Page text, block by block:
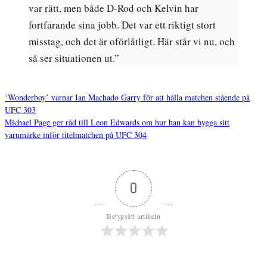
var rätt, men både D-Rod och Kelvin har
fortfarande sina jobb. Det var ett riktigt stort
misstag, och det är oförlåtligt. Här står vi nu, och
så ser situationen ut.”
Inläggsnavigering
‘Wonderboy’ varnar Ian Machado Garry för att hålla matchen stående på
UFC 303
Michael Page ger råd till Leon Edwards om hur han kan bygga sitt
varumärke inför titelmatchen på UFC 304
0
Betygsätt artikeln